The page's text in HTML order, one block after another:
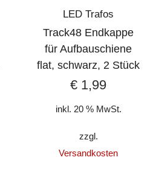
LED Trafos
Track48 Endkappe
für Aufbauschiene
flat, schwarz, 2 Stück
€ 1,99
inkl. 20 % MwSt.
zzgl.
Versandkosten